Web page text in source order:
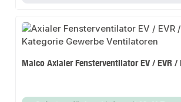
Maico Axialer Fensterventilator EV / EVR /